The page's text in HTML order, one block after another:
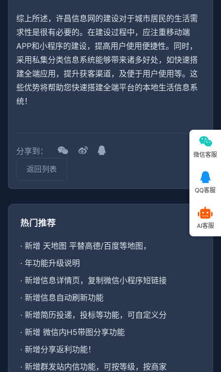
综上所述，许昌信息网的建设对于城市居民的生活需
求性是很有必要的。在建设过程中，应注重移动端
APP和小程序的建设，提高用户使用便捷性。同时，
采用私集分类信息系统能够带来诸多好处，如快速搭
建全端应用，提升获客渠道，及便于用户使用等。这
些优势将帮助您快速搭建全端平台的本地生活信息系
统！
分享到：
返回列表
热门推荐
· 新增 天地图 平替高德/百度等地图，
· 年功能升级说明
· 新增信息详情页，复制微信小程序短链接
· 新增信息自动刷新功能
· 新增简历投递，投标等功能，可自定义分
· 新增 微信内H5带图分享功能
· 新增分享返利功能！
· 新增群发站内信功能，可按等级，按商家
微信客服
QQ客服
AI客服